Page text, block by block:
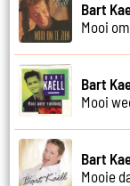
Bart
Mooi
Bart
Mooi
Bart
Mooie